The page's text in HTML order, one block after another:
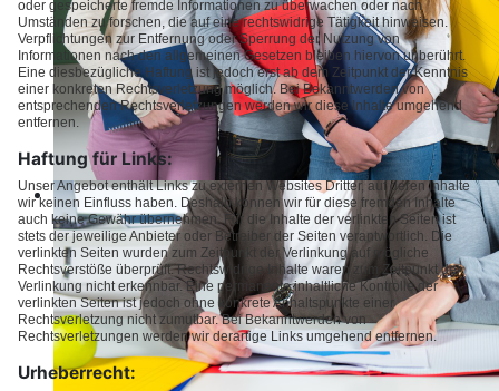
oder gespeicherte fremde Informationen zu überwachen oder nach
Umständen zu forschen, die auf eine rechtswidrige Tätigkeit hinweisen.
Verpflichtungen zur Entfernung oder Sperrung der Nutzung von
Informationen nach den allgemeinen Gesetzen bleiben hiervon unberührt.
Eine diesbezügliche Haftung ist jedoch erst ab dem Zeitpunkt der Kenntnis
einer konkreten Rechtsverletzung möglich. Bei Bekanntwerden von
entsprechenden Rechtsverletzungen werden wir diese Inhalte umgehend
entfernen.
Haftung für Links:
Unser Angebot enthält Links zu externen Websites Dritter, auf deren Inhalte
wir keinen Einfluss haben. Deshalb können wir für diese fremden Inhalte
auch keine Gewähr übernehmen. Für die Inhalte der verlinkten Seiten ist
stets der jeweilige Anbieter oder Betreiber der Seiten verantwortlich. Die
verlinkten Seiten wurden zum Zeitpunkt der Verlinkung auf mögliche
Rechtsverstöße überprüft. Rechtswidrige Inhalte waren zum Zeitpunkt der
Verlinkung nicht erkennbar. Eine permanente inhaltliche Kontrolle der
verlinkten Seiten ist jedoch ohne konkrete Anhaltspunkte einer
Rechtsverletzung nicht zumutbar. Bei Bekanntwerden von
Rechtsverletzungen werden wir derartige Links umgehend entfernen.
Urheberrecht: